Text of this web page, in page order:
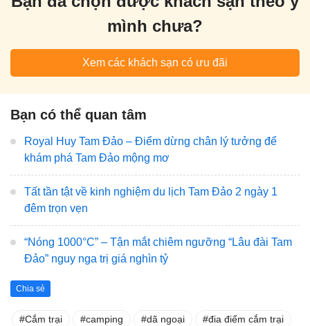
mình chưa?
Xem các khách sạn có ưu đãi
Bạn có thể quan tâm
Royal Huy Tam Đảo – Điểm dừng chân lý tưởng để
khám phá Tam Đảo mộng mơ
Tất tần tật về kinh nghiệm du lịch Tam Đảo 2 ngày 1
đêm trọn vẹn
“Nóng 1000°C” – Tận mắt chiêm ngưỡng “Lâu đài Tam
Đảo” nguy nga trị giá nghìn tỷ
Chia sẻ
Cắm trại camping dã ngoại đia điểm cắm trại